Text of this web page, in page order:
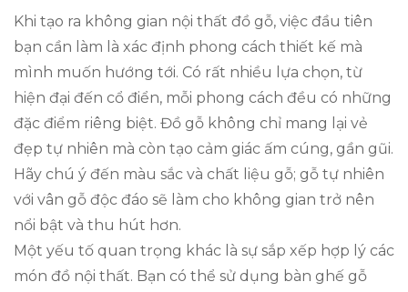
Khi tạo ra không gian nội thất đồ gỗ, việc đầu tiên
bạn cần làm là xác định phong cách thiết kế mà
mình muốn hướng tới. Có rất nhiều lựa chọn, từ
hiện đại đến cổ điển, mỗi phong cách đều có những
đặc điểm riêng biệt. Đồ gỗ không chỉ mang lại vẻ
đẹp tự nhiên mà còn tạo cảm giác ấm cúng, gần gũi.
Hãy chú ý đến màu sắc và chất liệu gỗ; gỗ tự nhiên
với vân gỗ độc đáo sẽ làm cho không gian trở nên
nổi bật và thu hút hơn.
Một yếu tố quan trọng khác là sự sắp xếp hợp lý các
món đồ nội thất. Bạn có thể sử dụng bàn ghế gỗ